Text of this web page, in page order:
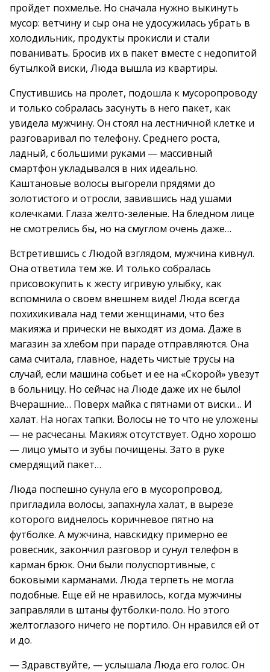
пройдет похмелье. Но сначала нужно выкинуть
мусор: ветчину и сыр она не удосужилась убрать в
холодильник, продукты прокисли и стали
пованивать. Бросив их в пакет вместе с недопитой
бутылкой виски, Люда вышла из квартиры.
Спустившись на пролет, подошла к мусоропроводу
и только собралась засунуть в него пакет, как
увидела мужчину. Он стоял на лестничной клетке и
разговаривал по телефону. Среднего роста,
ладный, с большими руками — массивный
смартфон укладывался в них идеально.
Каштановые волосы выгорели прядями до
золотистого и отросли, завившись над ушами
колечками. Глаза желто-зеленые. На бледном лице
не смотрелись бы, но на смуглом очень даже…
Встретившись с Людой взглядом, мужчина кивнул.
Она ответила тем же. И только собралась
присовокупить к жесту игривую улыбку, как
вспомнила о своем внешнем виде! Люда всегда
похихикивала над теми женщинами, что без
макияжа и прически не выходят из дома. Даже в
магазин за хлебом при параде отправляются. Она
сама считала, главное, надеть чистые трусы на
случай, если машина собьет и ее на «Скорой» увезут
в больницу. Но сейчас на Люде даже их не было!
Вчерашние… Поверх майка с пятнами от виски… И
халат. На ногах тапки. Волосы не то что не уложены
— не расчесаны. Макияж отсутствует. Одно хорошо
— лицо умыто и зубы почищены. Зато в руке
смердящий пакет…
Люда поспешно сунула его в мусоропровод,
пригладила волосы, запахнула халат, в вырезе
которого виднелось коричневое пятно на
футболке. А мужчина, навскидку примерно ее
ровесник, закончил разговор и сунул телефон в
карман брюк. Они были полуспортивные, с
боковыми карманами. Люда терпеть не могла
подобные. Еще ей не нравилось, когда мужчины
заправляли в штаны футболки-поло. Но этого
желтоглазого ничего не портило. Он нравился ей от
и до.
— Здравствуйте, — услышала Люда его голос. Он